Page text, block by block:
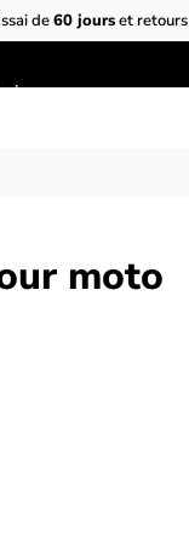
de60 jourset retours
moto